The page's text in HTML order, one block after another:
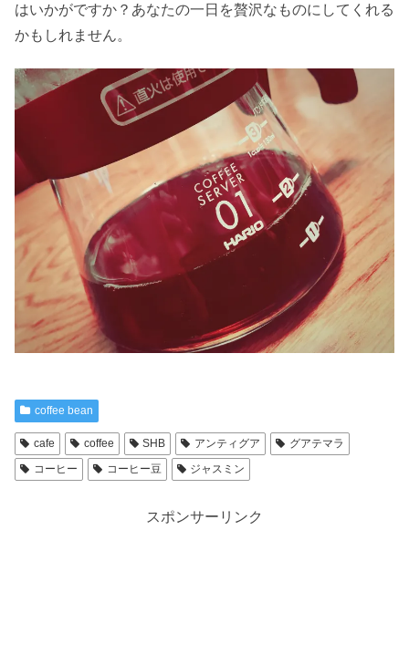
はいかがですか？あなたの一日を贅沢なものにしてくれる
かもしれません。
coffee bean
cafe coffee SHB アンティグア
グアテマラ
コーヒー
コーヒー豆 ジャスミン
スポンサーリンク